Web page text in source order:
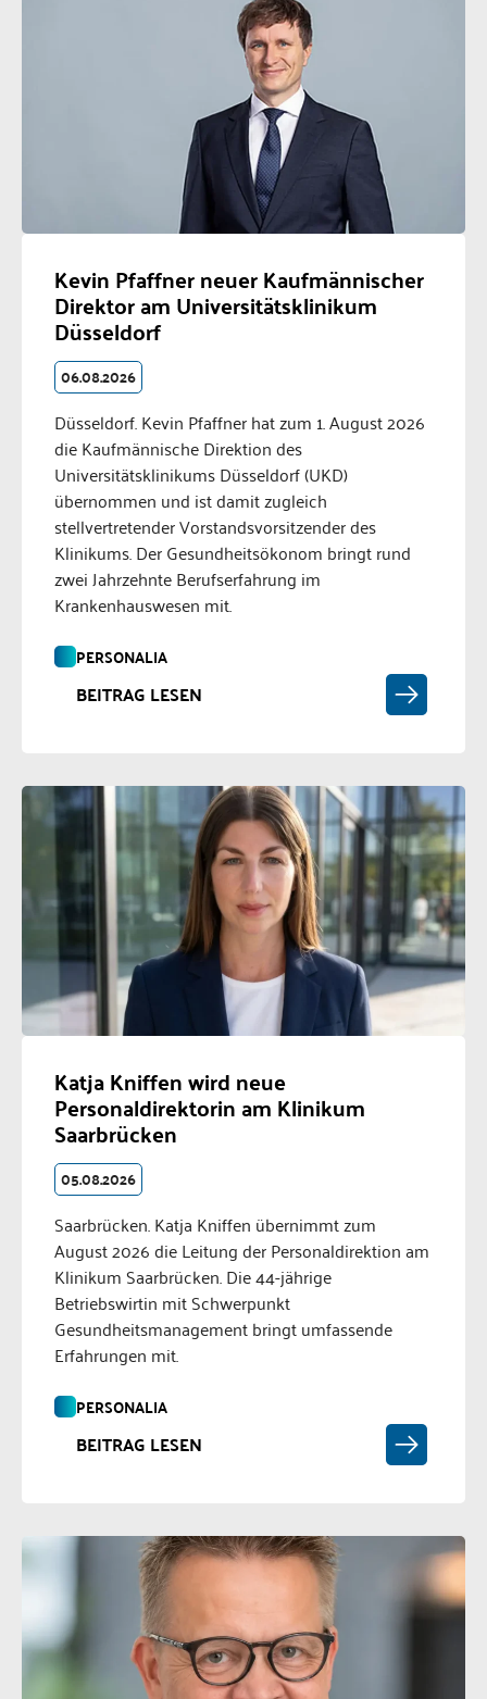
Kevin Pfaffner neuer Kaufmännischer
Direktor am Universitätsklinikum
Düsseldorf
06.08.2026
Düsseldorf. Kevin Pfaffner hat zum 1. August 2026
die Kaufmännische Direktion des
Universitätsklinikums Düsseldorf (UKD)
übernommen und ist damit zugleich
stellvertretender Vorstandsvorsitzender des
Klinikums. Der Gesundheitsökonom bringt rund
zwei Jahrzehnte Berufserfahrung im
Krankenhauswesen mit.
PERSONALIA
BEITRAG LESEN
Katja Kniffen wird neue
Personaldirektorin am Klinikum
Saarbrücken
05.08.2026
Saarbrücken. Katja Kniffen übernimmt zum
August 2026 die Leitung der Personaldirektion am
Klinikum Saarbrücken. Die 44-jährige
Betriebswirtin mit Schwerpunkt
Gesundheitsmanagement bringt umfassende
Erfahrungen mit.
PERSONALIA
BEITRAG LESEN